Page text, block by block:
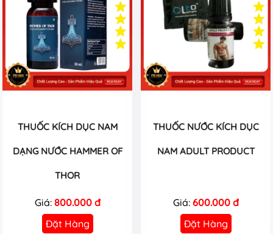
THUỐC KÍCH DỤC NAM
DẠNG NƯỚC HAMMER OF
THOR
Giá: 800.000 đ
Đặt Hàng
THUỐC NƯỚC KÍCH DỤC
NAM ADULT PRODUCT
Giá: 600.000 đ
Đặt Hàng